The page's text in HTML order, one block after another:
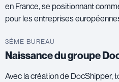
en France, se positionnant
pour les entreprises
3ÉME BUREAU
Naissance du groupe
Avec la création de DocShipper,